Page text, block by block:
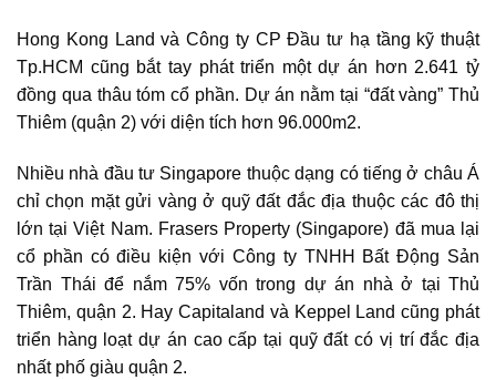
Hong Kong Land và Công ty CP Đầu tư hạ tầng kỹ thuật
Tp.HCM cũng bắt tay phát triển một dự án hơn 2.641 tỷ
đồng qua thâu tóm cổ phần. Dự án nằm tại “đất vàng” Thủ
Thiêm (quận 2) với diện tích hơn 96.000m2.
Nhiều nhà đầu tư Singapore thuộc dạng có tiếng ở châu Á
chỉ chọn mặt gửi vàng ở quỹ đất đắc địa thuộc các đô thị
lớn tại Việt Nam. Frasers Property (Singapore) đã mua lại
cổ phần có điều kiện với Công ty TNHH Bất Động Sản
Trần Thái để nắm 75% vốn trong dự án nhà ở tại Thủ
Thiêm, quận 2. Hay Capitaland và Keppel Land cũng phát
triển hàng loạt dự án cao cấp tại quỹ đất có vị trí đắc địa
nhất phố giàu quận 2.